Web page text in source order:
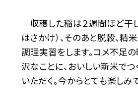
収穫した稲は２週間ほど干し
はさかけ）、そのあと脱穀、精
調理実習をします。コメ不足
沢なことに、おいしい新米でつ
いただく。今からとても楽しみ